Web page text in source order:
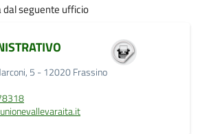
seguente ufficio
5 - 12020 Frassino